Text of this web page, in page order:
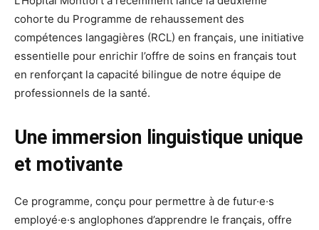
cohorte du Programme de rehaussement des
compétences langagières (RCL) en français, une initiative
essentielle pour enrichir l’offre de soins en français tout
en renforçant la capacité bilingue de notre équipe de
professionnels de la santé.
Une immersion linguistique unique
et motivante
Ce programme, conçu pour permettre à de futur·e·s
employé·e·s anglophones d’apprendre le français, offre